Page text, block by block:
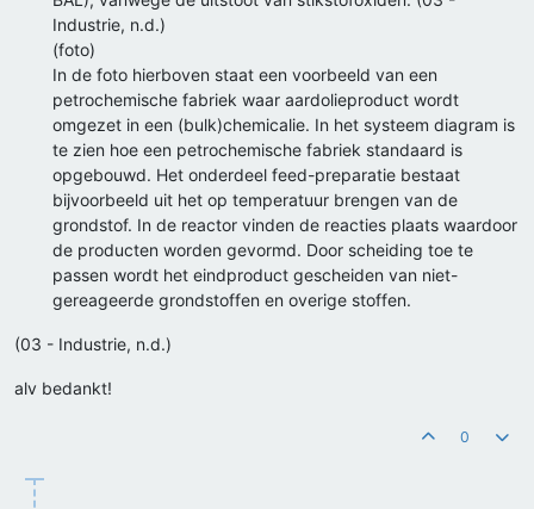
Industrie, n.d.)
(foto)
In de foto hierboven staat een voorbeeld van een
petrochemische fabriek waar aardolieproduct wordt
omgezet in een (bulk)chemicalie. In het systeem diagram is
te zien hoe een petrochemische fabriek standaard is
opgebouwd. Het onderdeel feed-preparatie bestaat
bijvoorbeeld uit het op temperatuur brengen van de
grondstof. In de reactor vinden de reacties plaats waardoor
de producten worden gevormd. Door scheiding toe te
passen wordt het eindproduct gescheiden van niet-
gereageerde grondstoffen en overige stoffen.
(03 - Industrie, n.d.)
alv bedankt!
0